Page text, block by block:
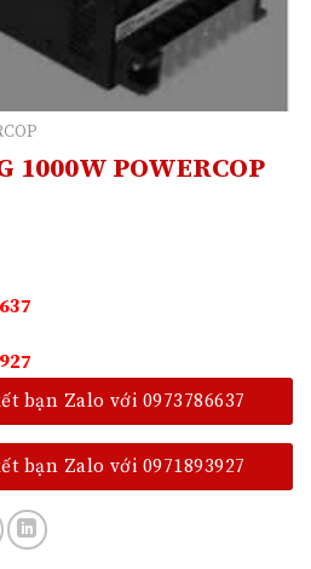
1000W POWERCOP
bạn Zalo với 0973786637
bạn Zalo với 0971893927